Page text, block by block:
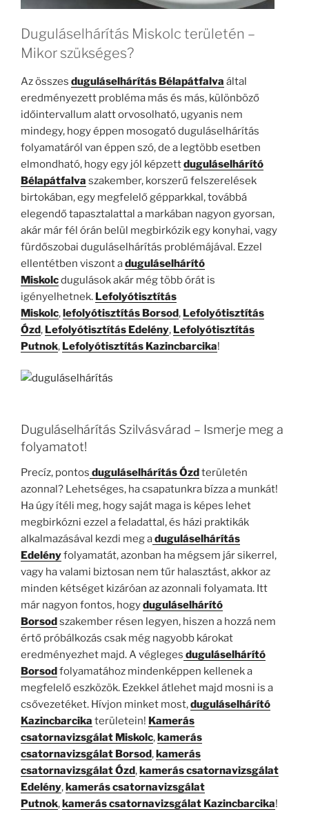
Duguláselhárítás Miskolc területén –
Mikor szükséges?
Az összes duguláselhárítás Bélapátfalva által
eredményezett probléma más és más, különböző
időintervallum alatt orvosolható, ugyanis nem
mindegy, hogy éppen mosogató duguláselhárítás
folyamatáról van éppen szó, de a legtöbb esetben
elmondható, hogy egy jól képzettduguláselhárító
Bélapátfalva szakember, korszerű felszerelések
birtokában, egy megfelelő gépparkkal, továbbá
elegendő tapasztalattal a markában nagyon gyorsan,
akár már fél órán belül megbirkózik egy konyhai, vagy
fürdőszobai duguláselhárítás problémájával. Ezzel
ellentétben viszont aduguláselhárító
Miskolcdugulások akár még több órát is
igényelhetnek. Lefolyótisztítás
Miskolc,lefolyótisztítás Borsod, Lefolyótisztítás
Ózd, Lefolyótisztítás Edelény, Lefolyótisztítás
Putnok, Lefolyótisztítás Kazincbarcika!
Duguláselhárítás Szilvásvárad – Ismerje meg a
folyamatot!
Precíz, pontos duguláselhárítás Ózdterületén
azonnal? Lehetséges, ha csapatunkra bízza a munkát!
Ha úgy ítéli meg, hogy saját maga is képes lehet
megbirkózni ezzel a feladattal, és házi praktikák
alkalmazásával kezdi meg aduguláselhárítás
Edelényfolyamatát, azonban ha mégsem jár sikerrel,
vagy ha valami biztosan nem tűr halasztást, akkor az
minden kétséget kizáróan az azonnali folyamata. Itt
már nagyon fontos, hogyduguláselhárító
Borsodszakember résen legyen, hiszen a hozzá nem
értő próbálkozás csak még nagyobb károkat
eredményezhet majd. A végleges duguláselhárító
Borsodfolyamatához mindenképpen kellenek a
megfelelő eszközök. Ezekkel átlehet majd mosni is a
csővezetéket. Hívjon minket most,duguláselhárító
Kazincbarcika területein! Kamerás
csatornavizsgálat Miskolc,kamerás
csatornavizsgálat Borsod,kamerás
csatornavizsgálat Ózd,kamerás csatornavizsgálat
Edelény,kamerás csatornavizsgálat
Putnok,kamerás csatornavizsgálat Kazincbarcika!